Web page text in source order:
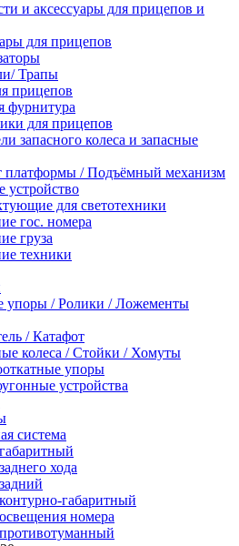
и аксессуары для прицепов и
для прицепов
Трапы
прицепов
фурнитура
для прицепов
запасного колеса и запасные
платформы / Подъёмный механизм
устройство
для светотехники
гос. номера
груза
техники
упоры / Ролики / Ложементы
/ Катафот
колеса / Стойки / Хомуты
упоры
устройства
система
хода
габаритный
номера